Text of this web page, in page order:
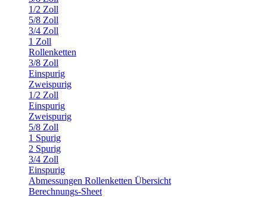
1/2 Zoll
5/8 Zoll
3/4 Zoll
1 Zoll
Rollenketten
3/8 Zoll
Einspurig
Zweispurig
1/2 Zoll
Einspurig
Zweispurig
5/8 Zoll
1 Spurig
2 Spurig
3/4 Zoll
Einspurig
Abmessungen Rollenketten Übersicht
Berechnungs-Sheet